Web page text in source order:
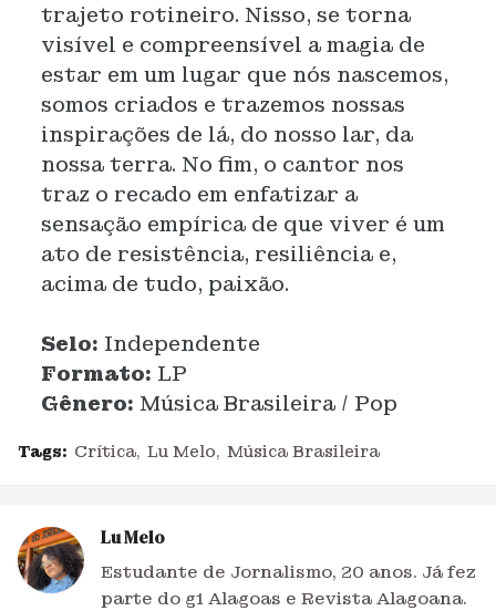
trajeto rotineiro. Nisso, se torna
visível e compreensível a magia de
estar em um lugar que nós nascemos,
somos criados e trazemos nossas
inspirações de lá, do nosso lar, da
nossa terra. No fim, o cantor nos
traz o recado em enfatizar a
sensação empírica de que viver é um
ato de resistência, resiliência e,
acima de tudo, paixão.
Selo: Independente
Formato: LP
Gênero: Música Brasileira / Pop
Tags: Crítica Lu Melo Música Brasileira
Lu Melo
Estudante de Jornalismo, 20 anos. Já fez
parte do g1 Alagoas e Revista Alagoana.